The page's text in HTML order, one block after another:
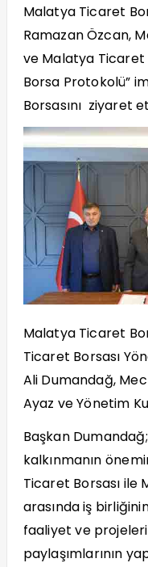
Malatya Ticaret
Ramazan Özcan,
ve Malatya Ticaret
Borsa Protokolü”
Borsasını ziyaret
Malatya Ticaret
Ticaret Borsası Yö
Ali Dumandağ,
Ayaz ve Yönetim
Başkan Dumanda
kalkınmanın ö
Ticaret Borsası ile
arasında iş
faaliyet ve
paylaşımlarının